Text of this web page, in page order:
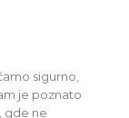
sigurno,
je poznato
gde ne